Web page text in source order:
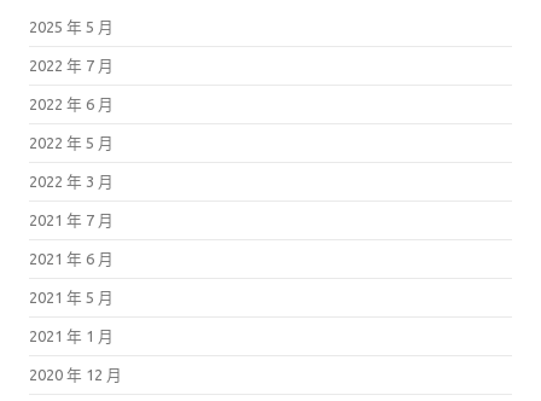
2025 年 5 月
2022 年 7 月
2022 年 6 月
2022 年 5 月
2022 年 3 月
2021 年 7 月
2021 年 6 月
2021 年 5 月
2021 年 1 月
2020 年 12 月